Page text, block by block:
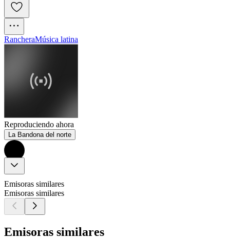
RancheraMúsica latina
Reproduciendo ahora
La Bandona del norte
Emisoras similares
Emisoras similares
Emisoras similares